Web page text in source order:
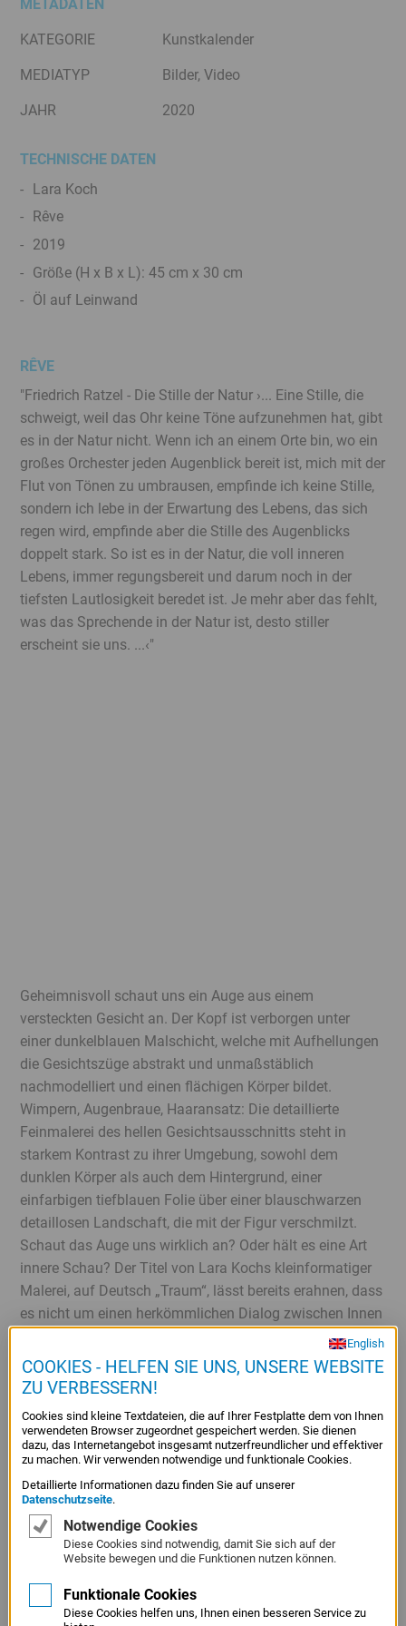
METADATEN
KATEGORIE Kunstkalender
MEDIATYP Bilder, Video
JAHR 2020
TECHNISCHE DATEN
Lara Koch
Rêve
2019
Größe (H x B x L): 45 cm x 30 cm
Öl auf Leinwand
RÊVE
"Friedrich Ratzel - Die Stille der Natur ›... Eine Stille, die
schweigt, weil das Ohr keine Töne aufzunehmen hat, gibt
es in der Natur nicht. Wenn ich an einem Orte bin, wo ein
großes Orchester jeden Augenblick bereit ist, mich mit der
Flut von Tönen zu umbrausen, empfinde ich keine Stille,
sondern ich lebe in der Erwartung des Lebens, das sich
regen wird, empfinde aber die Stille des Augenblicks
doppelt stark. So ist es in der Natur, die voll inneren
Lebens, immer regungsbereit und darum noch in der
tiefsten Lautlosigkeit beredet ist. Je mehr aber das fehlt,
was das Sprechende in der Natur ist, desto stiller
erscheint sie uns. ...‹"
Geheimnisvoll schaut uns ein Auge aus einem
versteckten Gesicht an. Der Kopf ist verborgen unter
einer dunkelblauen Malschicht, welche mit Aufhellungen
die Gesichtszüge abstrakt und unmaßstäblich
nachmodelliert und einen flächigen Körper bildet.
Wimpern, Augenbraue, Haaransatz: Die detaillierte
Feinmalerei des hellen Gesichtsausschnitts steht in
starkem Kontrast zu ihrer Umgebung, sowohl dem
dunklen Körper als auch dem Hintergrund, einer
einfarbigen tiefblauen Folie über einer blauschwarzen
detaillosen Landschaft, die mit der Figur verschmilzt.
Schaut das Auge uns wirklich an? Oder hält es eine Art
innere Schau? Der Titel von Lara Kochs kleinformatiger
Malerei, auf Deutsch „Traum“, lässt bereits erahnen, dass
es nicht um einen herkömmlichen Dialog zwischen Innen
Tagtraum, von der Sehnsucht nach etwas Großem, dem
Meer, wenn sie über die Motivation zu diesem Motiv
sondern ein „ozeanisches Gefühl“, denn das Meer ist die
stille Weite, in deren Angesicht man zu sich selbst finden
Erfasstseins von etwas, das unfassbar scheint.
Die Malerin entschleunigt. Was als Modebegriff
inzwischen oft nur noch Worthülse ist, bedeutet im
Prozess der Bildentstehung den konkreten Wechsel
zwischen einer schnellen, unmittelbaren Zeichnung und
dem folgenden langsamen Malvorgang. In traditioneller
English
COOKIES - HELFEN SIE UNS, UNSERE WEBSITE
ZU VERBESSERN!
Cookies sind kleine Textdateien, die auf Ihrer Festplatte dem von Ihnen
verwendeten Browser zugeordnet gespeichert werden. Sie dienen
dazu, das Internetangebot insgesamt nutzerfreundlicher und effektiver
zu machen. Wir verwenden notwendige und funktionale Cookies.
Detaillierte Informationen dazu finden Sie auf unserer
Datenschutzseite.
Notwendige Cookies
Diese Cookies sind notwendig, damit Sie sich auf der
Website bewegen und die Funktionen nutzen können.
Funktionale Cookies
Diese Cookies helfen uns, Ihnen einen besseren Service zu